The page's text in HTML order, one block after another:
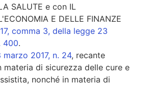
SALUTE e con IL
E DELLE FINANZE
comma 3, della legge 23
400.
marzo 2017, n. 24, recante
materia di sicurezza delle cure e
nonché in materia di